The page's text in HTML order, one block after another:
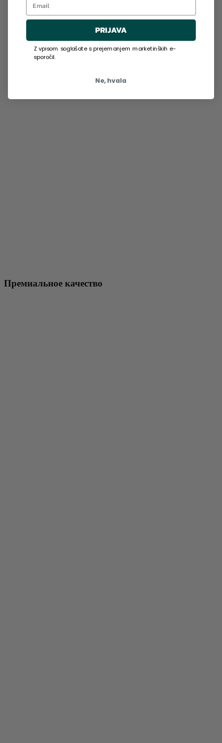
Премиальное качество
PRIJAVA
Z vpisom soglašate s prejemanjem marketinških e-
sporočil.
Ne, hvala